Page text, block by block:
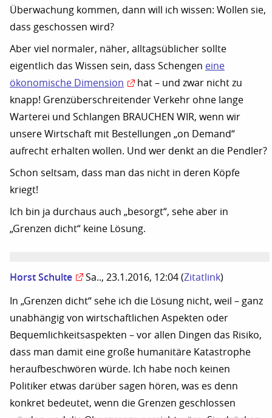
Überwachung kommen, dann will ich wissen: Wollen sie,
dass geschossen wird?
Aber viel normaler, näher, alltagsüblicher sollte
eigentlich das Wissen sein, dass Schengen eine
ökonomische Dimension
hat – und zwar nicht zu
knapp! Grenzüberschreitender Verkehr ohne lange
Warterei und Schlangen BRAUCHEN WIR, wenn wir
unsere Wirtschaft mit Bestellungen „on Demand“
aufrecht erhalten wollen. Und wer denkt an die Pendler?
Schon seltsam, dass man das nicht in deren Köpfe
kriegt!
Ich bin ja durchaus auch „besorgt“, sehe aber in
„Grenzen dicht“ keine Lösung.
Horst Schulte Sa.., 23.1.2016, 12:04 (Zitatlink)
In „Grenzen dicht“ sehe ich die Lösung nicht, weil – ganz
unabhängig von wirtschaftlichen Aspekten oder
Bequemlichkeitsaspekten – vor allen Dingen das Risiko,
dass man damit eine große humanitäre Katastrophe
heraufbeschwören würde. Ich habe noch keinen
Politiker etwas darüber sagen hören, was es denn
konkret bedeutet, wenn die Grenzen geschlossen